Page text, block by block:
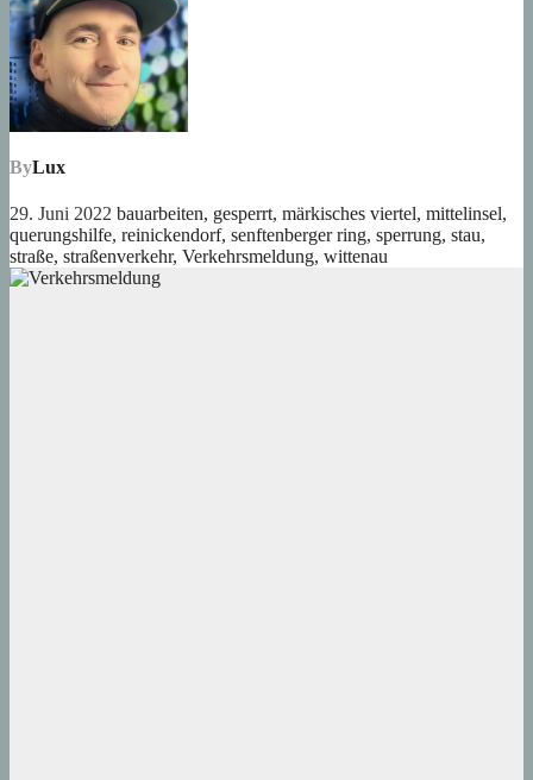
ByLux
29. Juni 2022 bauarbeiten, gesperrt, märkisches viertel, mittelinsel,
querungshilfe, reinickendorf, senftenberger ring, sperrung, stau,
straße, straßenverkehr, Verkehrsmeldung, wittenau